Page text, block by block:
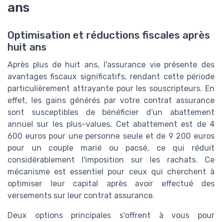
ans
Optimisation et réductions fiscales après
huit ans
Après plus de huit ans, l'assurance vie présente des
avantages fiscaux significatifs, rendant cette période
particulièrement attrayante pour les souscripteurs. En
effet, les gains générés par votre contrat assurance
sont susceptibles de bénéficier d'un abattement
annuel sur les plus-values. Cet abattement est de 4
600 euros pour une personne seule et de 9 200 euros
pour un couple marié ou pacsé, ce qui réduit
considérablement l'imposition sur les rachats. Ce
mécanisme est essentiel pour ceux qui cherchent à
optimiser leur capital après avoir effectué des
versements sur leur contrat assurance.
Deux options principales s'offrent à vous pour